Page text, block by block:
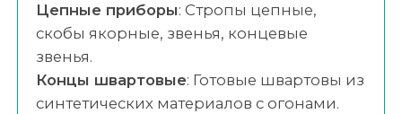
Цепные приборы: Стропы цепные,
скобы якорные, звенья, концевые
звенья.
Концы швартовые: Готовые швартовы из
синтетических материалов с огонами.